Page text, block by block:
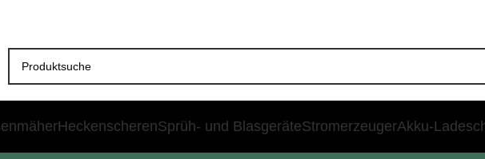
HeckenscherenSprüh- und BlasgeräteStromerzeugerAkku-